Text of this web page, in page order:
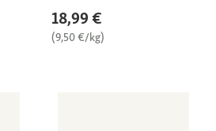
18,99 €
(9,50 €/kg)